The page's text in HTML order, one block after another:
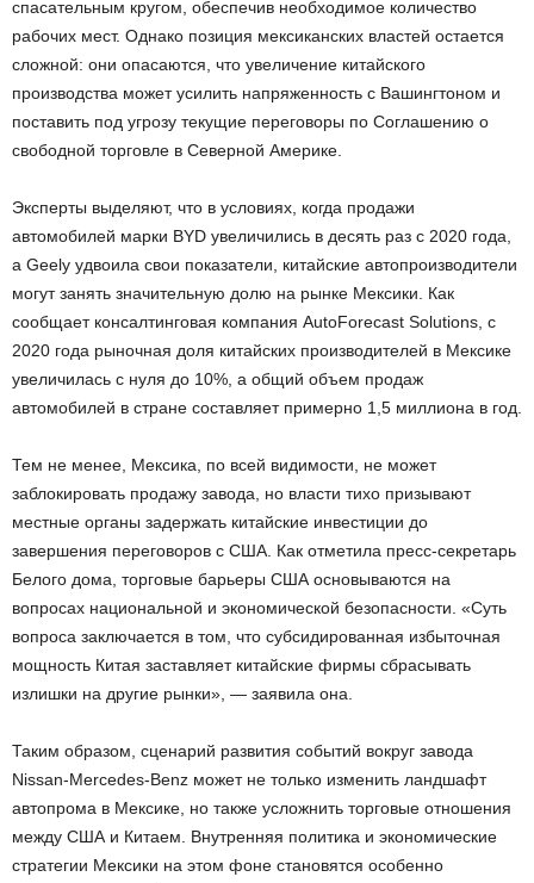
спасательным кругом, обеспечив необходимое количество
рабочих мест. Однако позиция мексиканских властей остается
сложной: они опасаются, что увеличение китайского
производства может усилить напряженность с Вашингтоном и
поставить под угрозу текущие переговоры по Соглашению о
свободной торговле в Северной Америке.
Эксперты выделяют, что в условиях, когда продажи
автомобилей марки BYD увеличились в десять раз с 2020 года,
а Geely удвоила свои показатели, китайские автопроизводители
могут занять значительную долю на рынке Мексики. Как
сообщает консалтинговая компания AutoForecast Solutions, с
2020 года рыночная доля китайских производителей в Мексике
увеличилась с нуля до 10%, а общий объем продаж
автомобилей в стране составляет примерно 1,5 миллиона в год.
Тем не менее, Мексика, по всей видимости, не может
заблокировать продажу завода, но власти тихо призывают
местные органы задержать китайские инвестиции до
завершения переговоров с США. Как отметила пресс-секретарь
Белого дома, торговые барьеры США основываются на
вопросах национальной и экономической безопасности. «Суть
вопроса заключается в том, что субсидированная избыточная
мощность Китая заставляет китайские фирмы сбрасывать
излишки на другие рынки», — заявила она.
Таким образом, сценарий развития событий вокруг завода
Nissan-Mercedes-Benz может не только изменить ландшафт
автопрома в Мексике, но также усложнить торговые отношения
между США и Китаем. Внутренняя политика и экономические
стратегии Мексики на этом фоне становятся особенно